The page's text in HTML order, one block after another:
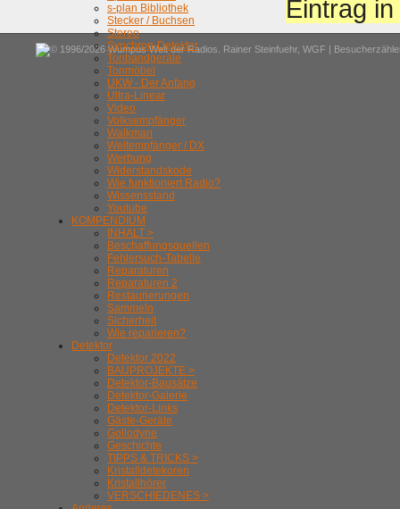
s-plan Bibliothek
Stecker / Buchsen
Stereo
Synchron-Detektor
Tonbandgeräte
Tonmöbel
UKW - Der Anfang
Ultra-Linear
Video
Volksempfänger
Walkman
Weltempfänger / DX
Werbung
Widerstandskode
Wie funktioniert Radio?
Wissensstand
Youtube
KOMPENDIUM
INHALT >
Beschaffungsquellen
Fehlersuch-Tabelle
Reparaturen
Reparaturen 2
Restaurierungen
Sammeln
Sicherheit
Wie reparieren?
Detektor
Detektor 2022
BAUPROJEKTE >
Detektor-Bausätze
Detektor-Galerie
Detektor-Links
Gäste-Geräte
Gollodyne
Geschichte
TIPPS & TRICKS >
Kristalldetekoren
Kristallhörer
VERSCHIEDENES >
Eintrag
© 1996/2026 Wumpus Welt der Radios. Rainer Steinfuehr, WGF |